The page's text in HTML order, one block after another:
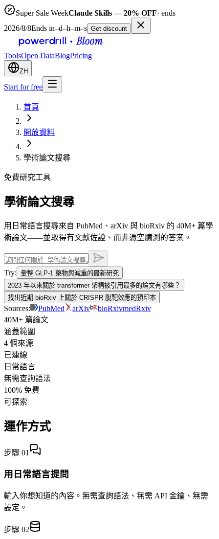
Super Sale WeekClaude Skills — 20% OFF· ends
2026/8/8Ends in–d–h–m–s Get discount
ToolsOpen DataBlogPricing
ZH
Start for free
首頁
開放資料
學術論文搜尋
免費研究工具
學術論文搜尋
用日常語言搜尋來自 PubMed、arXiv 與 bioRxiv 的 40M+ 篇學
術論文——並取得有文獻佐證、而非憑空臆測的答案。
Try: 彙整 GLP-1 藥物與減重的最新研究
2023 年以來關於 transformer 架構被引用最多的論文有哪些？
找出近期 bioRxiv 上關於 CRISPR 脫靶效應的預印本
Sources: PubMed arXiv bioRxivmedRxiv
40M+ 篇論文
涵蓋範圍
4 個來源
已連線
日常語言
無需查詢語法
100% 免費
可探索
運作方式
步驟 01
用日常語言提問
輸入你想知道的內容。無需查詢語法、無需 API 金鑰、無需
設定。
步驟 02